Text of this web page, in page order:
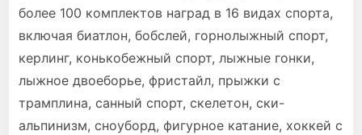
более 100 комплектов наград в 16 видах спорта,
включая биатлон, бобслей, горнолыжный спорт,
керлинг, конькобежный спорт, лыжные гонки,
лыжное двоеборье, фристайл, прыжки с
трамплина, санный спорт, скелетон, ски-
альпинизм, сноуборд, фигурное катание, хоккей с